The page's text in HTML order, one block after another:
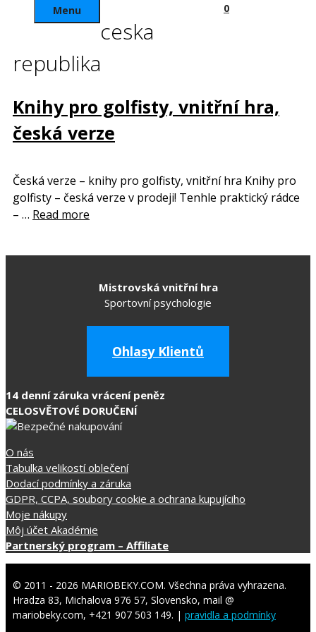
0
Menu
ceska
republika
Knihy pro golfisty, vnitřní hra,
česká verze
Česká verze – knihy pro golfisty, vnitřní hra Knihy pro
golfisty – česká verze v prodeji! Tenhle praktický rádce
– … Read more
Mistrovská vnitřní hra
Sportovní psychologie
Ohlasy Klientů
14 denní záruka vrácení peněz
CELOSVĚTOVÉ DORUČENÍ
O nás
Tabulka velikostí oblečení
Dodací podmínky a záruka
GDPR, CCPA, soubory cookie a ochrana kupujíciho
Moje nákupy
Môj účet Akadémie
Partnerský program – Affiliate
© 2011 - 2026 MARIOBEKY.COM. Všechna práva vyhrazena.
Hradza 83, Michalova 976 57, Slovensko, mail @
mariobeky.com, +421 907 503 149. | pravidla a podmínky